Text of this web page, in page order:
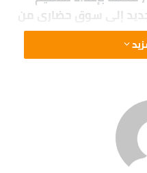
إلى سوق حضارى من
مع منع دخول عربات
المشاه ، وهو الذى
المرور برفع كافة
المعطلة أو المكهنة
فى جميع شوارع
بالشلال وذلك